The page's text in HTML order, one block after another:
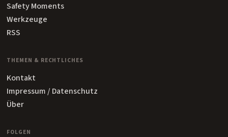
Safety Moments
Werkzeuge
RSS
THEMEN & RECHTLICHES
Kontakt
Impressum / Datenschutz
Über
FOLGEN